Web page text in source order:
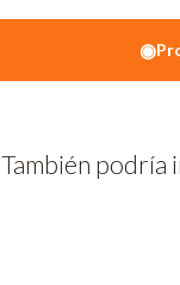
◉
También podría